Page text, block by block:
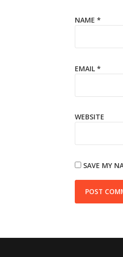
NAME *
EMAIL *
WEBSITE
SAVE MY